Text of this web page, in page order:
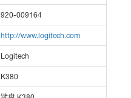
920-009164
http://www.logitech.com
Logitech
K380